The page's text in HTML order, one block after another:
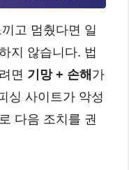
고 멈췄다면 일
지 않습니다. 법
면 기망 + 손해 가
싱 사이트가 악성
다음 조치를 권